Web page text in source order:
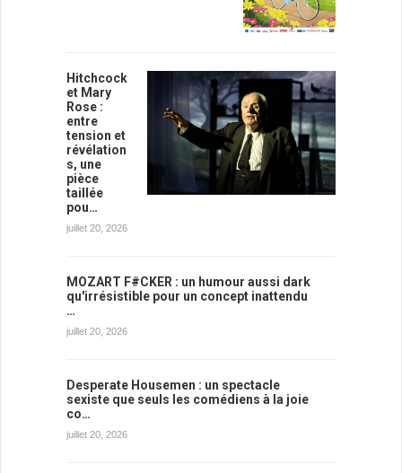
Hitchcock
et Mary
Rose :
entre
tension et
révélation
s, une
pièce
taillée
pou…
juillet 20, 2026
MOZART F#CKER : un humour aussi dark
qu'irrésistible pour un concept inattendu
…
juillet 20, 2026
Desperate Housemen : un spectacle
sexiste que seuls les comédiens à la joie
co…
juillet 20, 2026